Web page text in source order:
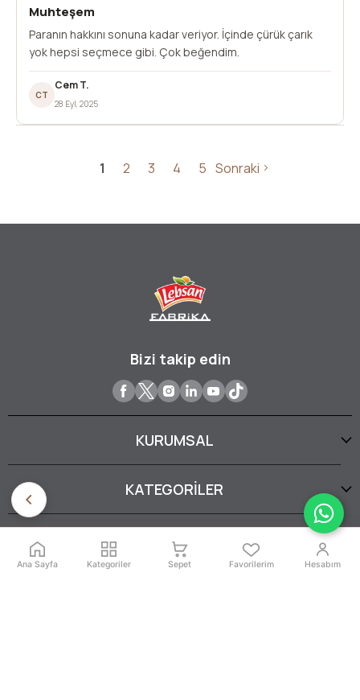
Muhteşem
Paranın hakkını sonuna kadar veriyor. İçinde çürük çarık
yok hepsi seçmece gibi. Çok beğendim.
CT
Cem T.
28 Eyl, 2025
1 2 3 4 5 Sonraki
Bizi takip edin
KURUMSAL
KATEGORİLER
YARDIM
Ana Sayfa Kategoriler Sepet Favorilerim Hesabım